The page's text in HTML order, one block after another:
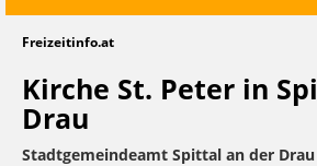
Freizeitinfo.at
Kirche St. Peter in
Drau
Stadtgemeindeamt Spittal an der Drau